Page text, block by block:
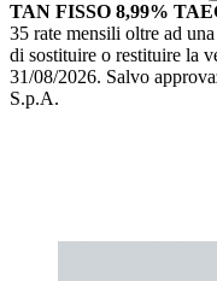
TAN FISSO 8,99%
35 rate mensili oltre ad
di sostituire o restituire la
31/08/2026. Salvo
S.p.A.